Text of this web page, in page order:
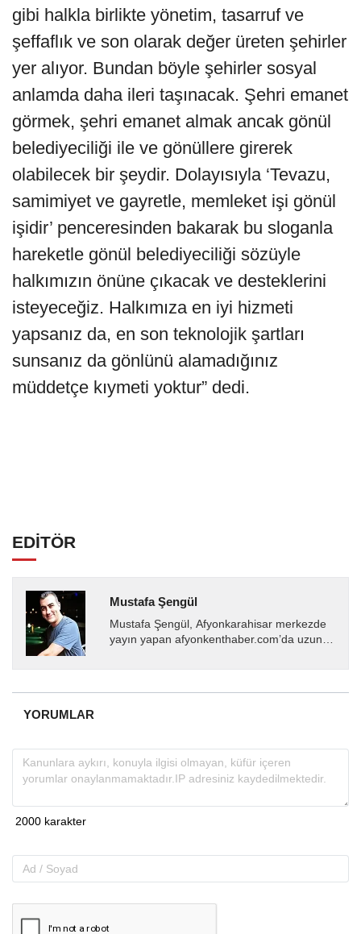
gibi halkla birlikte yönetim, tasarruf ve
şeffaflık ve son olarak değer üreten şehirler
yer alıyor. Bundan böyle şehirler sosyal
anlamda daha ileri taşınacak. Şehri emanet
görmek, şehri emanet almak ancak gönül
belediyeciliği ile ve gönüllere girerek
olabilecek bir şeydir. Dolayısıyla ‘Tevazu,
samimiyet ve gayretle, memleket işi gönül
işidir’ penceresinden bakarak bu sloganla
hareketle gönül belediyeciliği sözüyle
halkımızın önüne çıkacak ve desteklerini
isteyeceğiz. Halkımıza en iyi hizmeti
yapsanız da, en son teknolojik şartları
sunsanız da gönlünü alamadığınız
müddetçe kıymeti yoktur” dedi.
EDİTÖR
Mustafa Şengül
Mustafa Şengül, Afyonkarahisar merkezde
yayın yapan afyonkenthaber.com’da uzun
almakta, haber akışı...
YORUMLAR